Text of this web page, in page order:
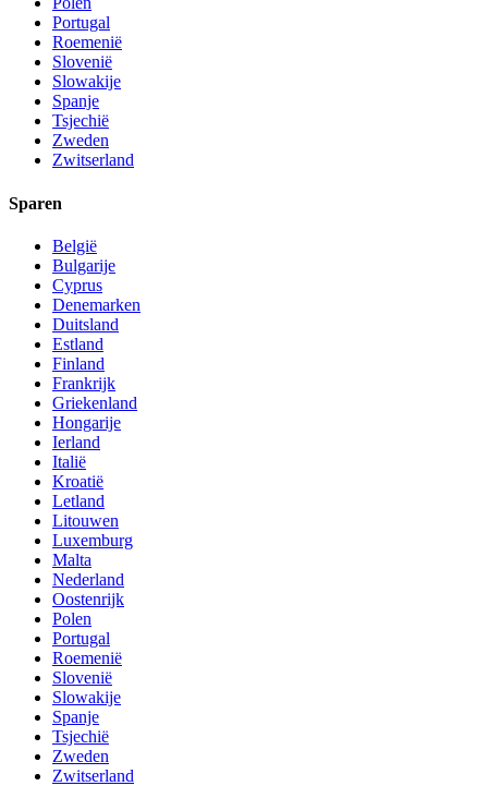
Portugal
Roemenië
Slovenië
Slowakije
Spanje
Tsjechië
Zweden
Zwitserland
Sparen
België
Bulgarije
Cyprus
Denemarken
Duitsland
Estland
Finland
Frankrijk
Griekenland
Hongarije
Ierland
Italië
Kroatië
Letland
Litouwen
Luxemburg
Malta
Nederland
Oostenrijk
Polen
Portugal
Roemenië
Slovenië
Slowakije
Spanje
Tsjechië
Zweden
Zwitserland